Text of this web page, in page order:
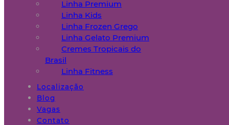
Linha Premium
Linha Kids
Linha Frozen Grego
Linha Gelato Premium
Cremes Tropicais do
Brasil
Linha Fitness
Localização
Blog
Vagas
Contato